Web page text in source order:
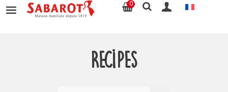
0
Recipes